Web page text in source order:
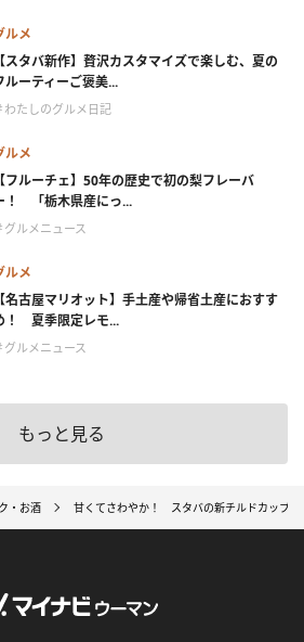
ルメ
【スタバ新作】贅沢カスタマイズで楽しむ、夏の
ルーティーご褒美...
わたしのグルメ日記
ルメ
【フルーチェ】50年の歴史で初の梨フレーバ
！ 「栃木県産にっ...
グルメニュース
ルメ
【名古屋マリオット】手土産や帰省土産におすす
！ 夏季限定レモ...
グルメニュース
もっと見る
・お酒 甘くてさわやか！ スタバの新チルドカップ